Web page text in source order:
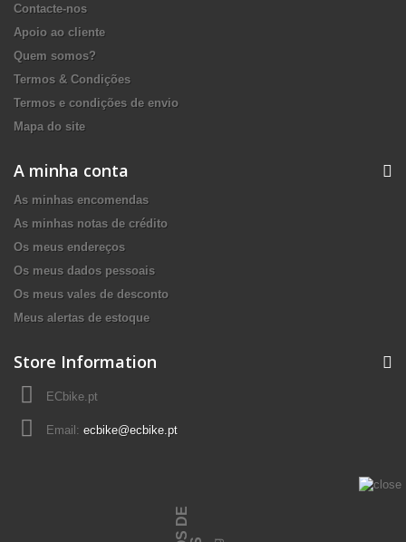
Contacte-nos
Apoio ao cliente
Quem somos?
Termos & Condições
Termos e condições de envio
Mapa do site
A minha conta
As minhas encomendas
As minhas notas de crédito
Os meus endereços
Os meus dados pessoais
Os meus vales de desconto
Meus alertas de estoque
Store Information
ECbike.pt
Email: ecbike@ecbike.pt